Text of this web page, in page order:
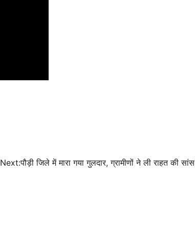
Next:पौड़ी जिले में मारा गया गुलदार, ग्रामीणों ने ली राहत की सांस